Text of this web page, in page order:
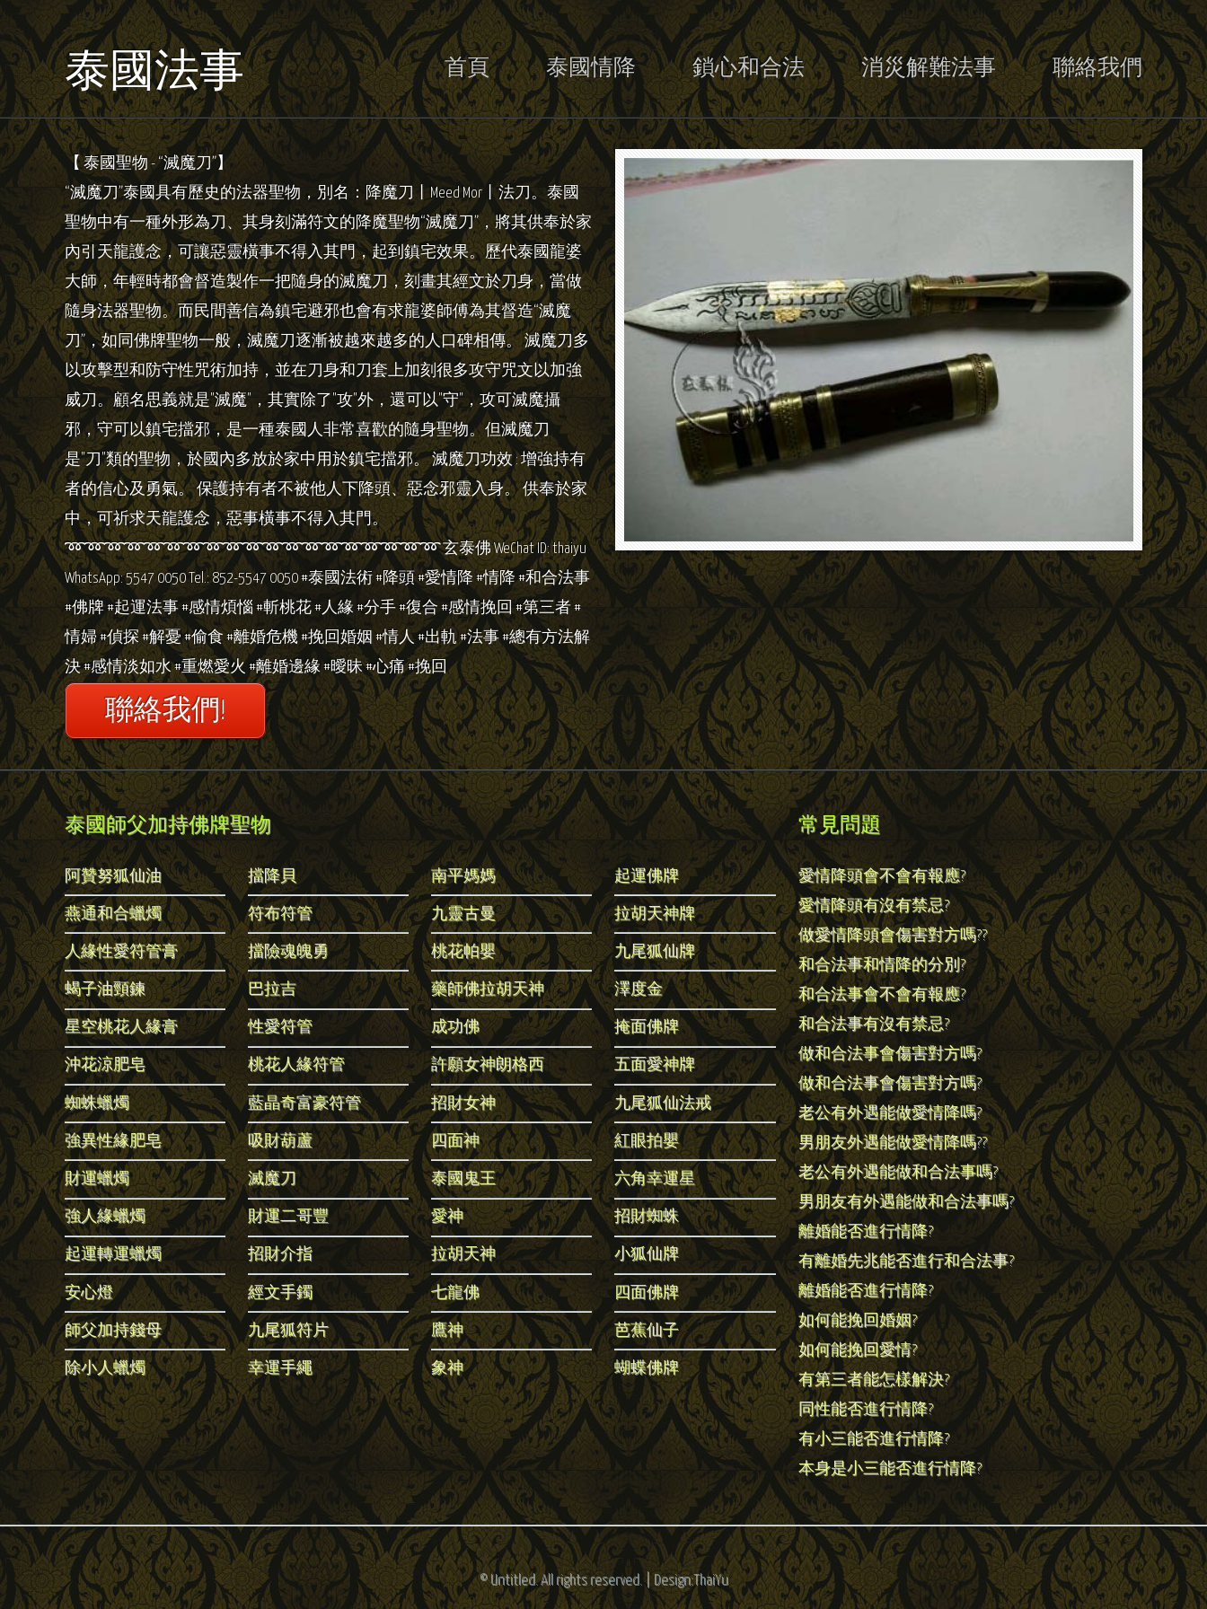
泰國法事 首頁 泰國情降 鎖心和合法 消災解難法事 聯絡我們
【 泰國聖物 - “滅魔刀”】
“滅魔刀”泰國具有歷史的法器聖物，別名：降魔刀丨Meed Mor丨法刀。泰國
聖物中有一種外形為刀、其身刻滿符文的降魔聖物“滅魔刀”，將其供奉於家
內引天龍護念，可讓惡靈橫事不得入其門，起到鎮宅效果。歷代泰國龍婆
大師，年輕時都會督造製作一把隨身的滅魔刀，刻畫其經文於刀身，當做
隨身法器聖物。而民間善信為鎮宅避邪也會有求龍婆師傅為其督造“滅魔
刀”，如同佛牌聖物一般，滅魔刀逐漸被越來越多的人口碑相傳。 滅魔刀多
以攻擊型和防守性咒術加持，並在刀身和刀套上加刻很多攻守咒文以加強
威刀。顧名思義就是"滅魔"，其實除了"攻"外，還可以"守"，攻可滅魔攝
邪，守可以鎮宅擋邪，是一種泰國人非常喜歡的隨身聖物。但滅魔刀
是"刀"類的聖物，於國內多放於家中用於鎮宅擋邪。 滅魔刀功效 : 增強持有
者的信心及勇氣。 保護持有者不被他人下降頭、惡念邪靈入身。 供奉於家
中，可祈求天龍護念，惡事橫事不得入其門。
➿➿➿➿➿➿➿➿➿➿➿➿➿➿➿➿➿➿➿ 玄泰佛 WeChat ID: thaiyu
WhatsApp: 5547 0050 Tel.: 852-5547 0050 #泰國法術 #降頭 #愛情降 #情降 #和合法事
#佛牌 #起運法事 #感情煩惱 #斬桃花 #人緣 #分手 #復合 #感情挽回 #第三者 #
情婦 #偵探 #解憂 #偷食 #離婚危機 #挽回婚姻 #情人 #出軌 #法事 #總有方法解
決 #感情淡如水 #重燃愛火 #離婚邊緣 #曖昧 #心痛 #挽回
聯絡我們!
泰國師父加持佛牌聖物
阿贊努狐仙油
燕通和合蠟燭
人緣性愛符管膏
蝎子油頸鍊
星空桃花人緣膏
沖花涼肥皂
蜘蛛蠟燭
強異性緣肥皂
財運蠟燭
強人緣蠟燭
起運轉運蠟燭
安心燈
師父加持錢母
除小人蠟燭
擋降貝
符布符管
擋險魂魄勇
巴拉吉
性愛符管
桃花人緣符管
藍晶奇富豪符管
吸財葫蘆
滅魔刀
財運二哥豐
招財介指
經文手鐲
九尾狐符片
幸運手繩
南平媽媽
九靈古曼
桃花帕嬰
藥師佛拉胡天神
成功佛
許願女神朗格西
招財女神
四面神
泰國鬼王
愛神
拉胡天神
七龍佛
鷹神
象神
起運佛牌
拉胡天神牌
九尾狐仙牌
澤度金
掩面佛牌
五面愛神牌
九尾狐仙法戒
紅眼拍嬰
六角幸運星
招財蜘蛛
小狐仙牌
四面佛牌
芭蕉仙子
蝴蝶佛牌
常見問題
愛情降頭會不會有報應?
愛情降頭有沒有禁忌?
做愛情降頭會傷害對方嗎??
和合法事和情降的分別?
和合法事會不會有報應?
和合法事有沒有禁忌?
做和合法事會傷害對方嗎?
做和合法事會傷害對方嗎?
老公有外遇能做愛情降嗎?
男朋友外遇能做愛情降嗎??
老公有外遇能做和合法事嗎?
男朋友有外遇能做和合法事嗎?
離婚能否進行情降?
有離婚先兆能否進行和合法事?
離婚能否進行情降?
如何能挽回婚姻?
如何能挽回愛情?
有第三者能怎樣解決?
同性能否進行情降?
有小三能否進行情降?
本身是小三能否進行情降?
© Untitled. All rights reserved. | Design:ThaiYu